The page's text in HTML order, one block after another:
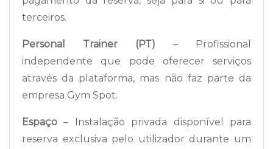
terceiros.
Personal Trainer (PT) – Profissional
independente que pode oferecer serviços
através da plataforma, mas não faz parte da
empresa Gym Spot.
Espaço – Instalação privada disponível para
reserva exclusiva pelo utilizador durante um